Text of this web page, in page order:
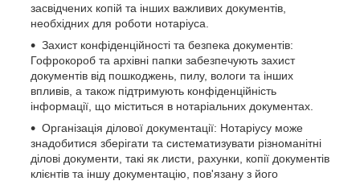
засвідчених копій та інших важливих документів,
необхідних для роботи нотаріуса.
Захист конфіденційності та безпека документів:
Гофрокороб та архівні папки забезпечують захист
документів від пошкоджень, пилу, вологи та інших
впливів, а також підтримують конфіденційність
інформації, що міститься в нотаріальних документах.
Організація ділової документації: Нотаріусу може
знадобитися зберігати та систематизувати різноманітні
ділові документи, такі як листи, рахунки, копії документів
клієнтів та іншу документацію, пов'язану з його